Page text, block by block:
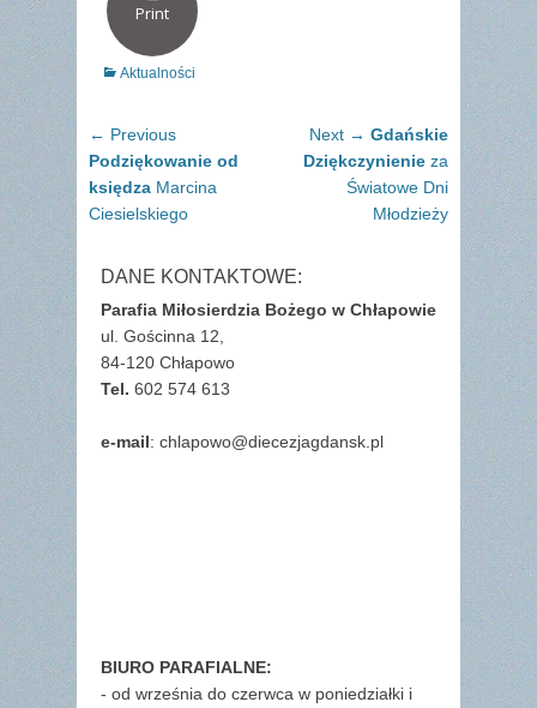
Print
Categories
Aktualności
Nawigacja
wpisu
← PreviousPrevious
post:
Podziękowanie od
księdza Marcina
Ciesielskiego
Next → Next
post:
Gdańskie
Dziękczynienie za
Światowe Dni
Młodzieży
DANE KONTAKTOWE:
Parafia Miłosierdzia Bożego w Chłapowie
ul. Gościnna 12,
84-120 Chłapowo
Tel. 602 574 613
e-mail: chlapowo@diecezjagdansk.pl
BIURO PARAFIALNE:
- od września do czerwca w poniedziałki i